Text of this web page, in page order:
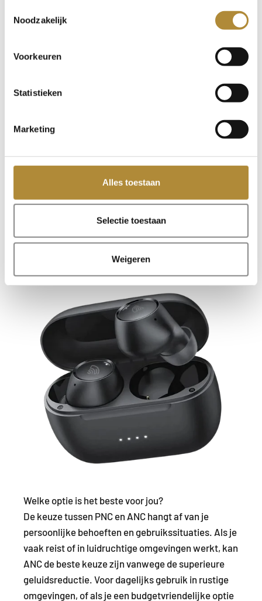
Noodzakelijk
Voorkeuren
Statistieken
Marketing
Alles toestaan
Selectie toestaan
Weigeren
Batterijduur
ANC-apparaten vereisen stroom, wat betekent dat
vervangen.
De technologie achter ANC maakt deze apparaten
Mogelijke storingen
vertonen of defect raken.
De volgende oordopjes die beschikken over een
uitstekende Active Noise Cancelling:
Golden Sound Buds;
Deze hebben een perfecte geluidskwaliteit en
zonderen je helemaal af van je omgeving. Heerlijk
Welke optie is het beste voor jou?
De keuze tussen PNC en ANC hangt af van je
persoonlijke behoeften en gebruikssituaties. Als je
vaak reist of in luidruchtige omgevingen werkt, kan
ANC de beste keuze zijn vanwege de superieure
geluidsreductie. Voor dagelijks gebruik in rustige
omgevingen, of als je een budgetvriendelijke optie